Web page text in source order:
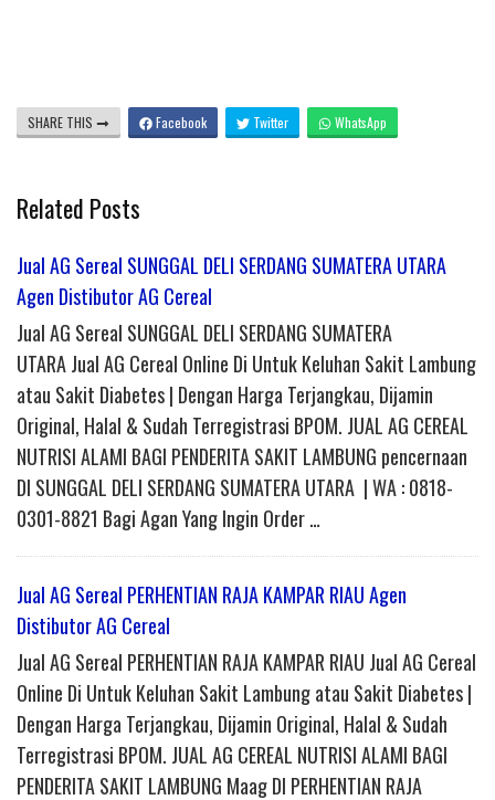
SHARE THIS Facebook Twitter WhatsApp
Related Posts
Jual AG Sereal SUNGGAL DELI SERDANG SUMATERA UTARA
Agen Distibutor AG Cereal
Jual AG Sereal SUNGGAL DELI SERDANG SUMATERA
UTARA Jual AG Cereal Online Di Untuk Keluhan Sakit Lambung
atau Sakit Diabetes | Dengan Harga Terjangkau, Dijamin
Original, Halal & Sudah Terregistrasi BPOM. JUAL AG CEREAL
NUTRISI ALAMI BAGI PENDERITA SAKIT LAMBUNG pencernaan
DI SUNGGAL DELI SERDANG SUMATERA UTARA | WA : 0818-
0301-8821 Bagi Agan Yang Ingin Order …
Jual AG Sereal PERHENTIAN RAJA KAMPAR RIAU Agen
Distibutor AG Cereal
Jual AG Sereal PERHENTIAN RAJA KAMPAR RIAU Jual AG Cereal
Online Di Untuk Keluhan Sakit Lambung atau Sakit Diabetes |
Dengan Harga Terjangkau, Dijamin Original, Halal & Sudah
Terregistrasi BPOM. JUAL AG CEREAL NUTRISI ALAMI BAGI
PENDERITA SAKIT LAMBUNG Maag DI PERHENTIAN RAJA